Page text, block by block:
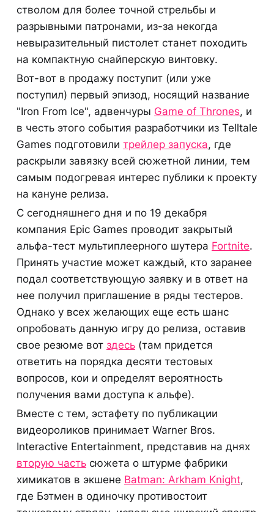
стволом для более точной стрельбы и
разрывными патронами, из-за некогда
невыразительный пистолет станет походить
на компактную снайперскую винтовку.
Вот-вот в продажу поступит (или уже
поступил) первый эпизод, носящий название
"Iron From Ice", адвенчуры Game of Thrones, и
в честь этого события разработчики из Telltale
Games подготовили трейлер запуска, где
раскрыли завязку всей сюжетной линии, тем
самым подогревая интерес публики к проекту
на кануне релиза.
С сегодняшнего дня и по 19 декабря
компания Epic Games проводит закрытый
альфа-тест мультиплеерного шутера Fortnite.
Принять участие может каждый, кто заранее
подал соответствующую заявку и в ответ на
нее получил приглашение в ряды тестеров.
Однако у всех желающих еще есть шанс
опробовать данную игру до релиза, оставив
свое резюме вот здесь (там придется
ответить на порядка десяти тестовых
вопросов, кои и определят вероятность
получения вами доступа к альфе).
Вместе с тем, эстафету по публикации
видеороликов принимает Warner Bros.
Interactive Entertainment, представив на днях
вторую часть сюжета о штурме фабрики
химикатов в экшене Batman: Arkham Knight,
где Бэтмен в одиночку противостоит